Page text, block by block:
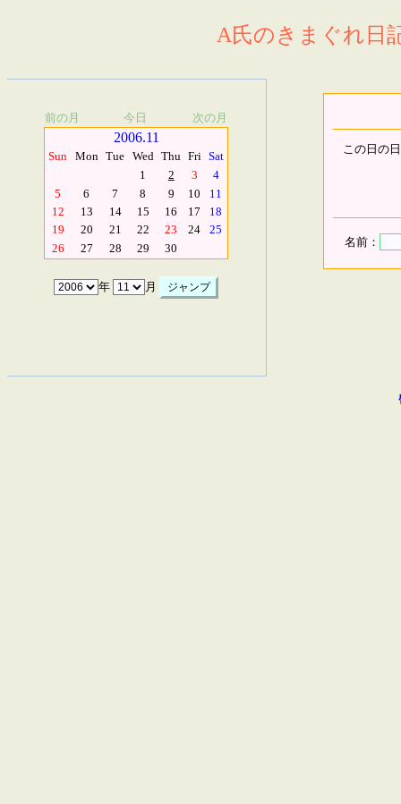
A氏のきまぐれ日
前の月 今日 次の月
2006.11
Sun Mon Tue Wed Thu Fri Sat
1
2 3
4
5
6 7 8 9 10
11
12
13 14 15 16 17
18
19
20 21 22 23 24
25
26
27 28 29 30
年 月
この日の
名前：